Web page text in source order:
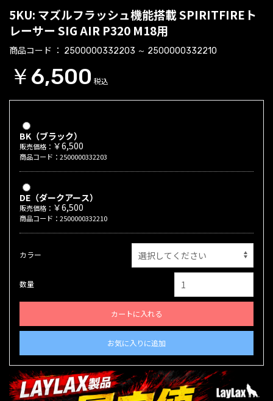
5KU: マズルフラッシュ機能搭載 SPIRITFIREト
レーサー SIG AIR P320 M18用
商品コード 2500000332203 ～ 2500000332210
￥6,500 税込
BK（ブラック）
販売価格： ￥6,500
商品コード：2500000332203
DE（ダークアース）
販売価格： ￥6,500
商品コード：2500000332210
カラー
数量
カートに入れる
お気に入りに追加